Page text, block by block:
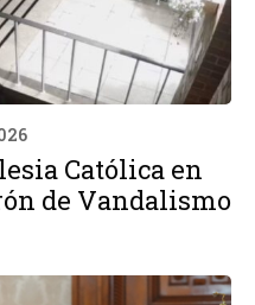
Católica en
de Vandalismo